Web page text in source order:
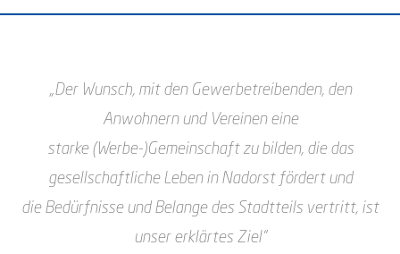
„Der Wunsch, mit den Gewerbetreibenden, den
Anwohnern und Vereinen eine
starke(Werbe-)Gemeinschaft zu bilden, die das
gesellschaftliche Leben in Nadorst fördert und
dieBedürfnisse und Belange des Stadtteils vertritt, ist
unser erklärtes Ziel“